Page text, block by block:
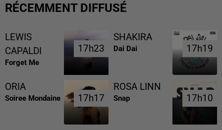
RÉCEMMENT DIFFUSÉ
LEWIS
CAPALDI
Forget Me
17h23
17h23
SHAKIRA
Dai Dai 17h19
17h19
ORIA
Soiree Mondaine 17h17
17h17
ROSA LINN
Snap 17h10
17h10